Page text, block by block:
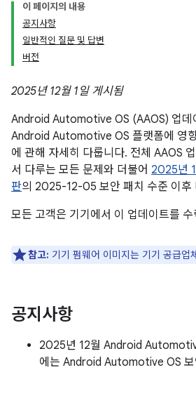
이 페이지의 내용
공지사항
일반적인 질문 및 답변
버전
2025년 12월 1일 게시됨
Android Automotive OS (AAOS) 업데
Android Automotive OS 플랫폼에 영
에 관해 자세히 다룹니다. 전체 AAOS
서 다루는 모든 문제와 더불어 2025년
판의 2025-12-05 보안 패치 수준 이후
모든 고객은 기기에서 이 업데이트를
참고: 기기 펌웨어 이미지는 기기 공급업
공지사항
2025년 12월 Android
에는 Android Automotive OS 보